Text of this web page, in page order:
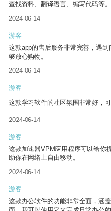
查找资料、翻译语言、编写代码等。
2024-06-14
游客
这款app的售后服务非常完善，遇
够放心购物。
2024-06-14
游客
这款学习软件的社区氛围非常好，
2024-06-14
游客
这款加速器VPM应用程序可以给你
助你在网络上自由移动。
2024-06-14
游客
这款办公软件的功能非常全面，涵